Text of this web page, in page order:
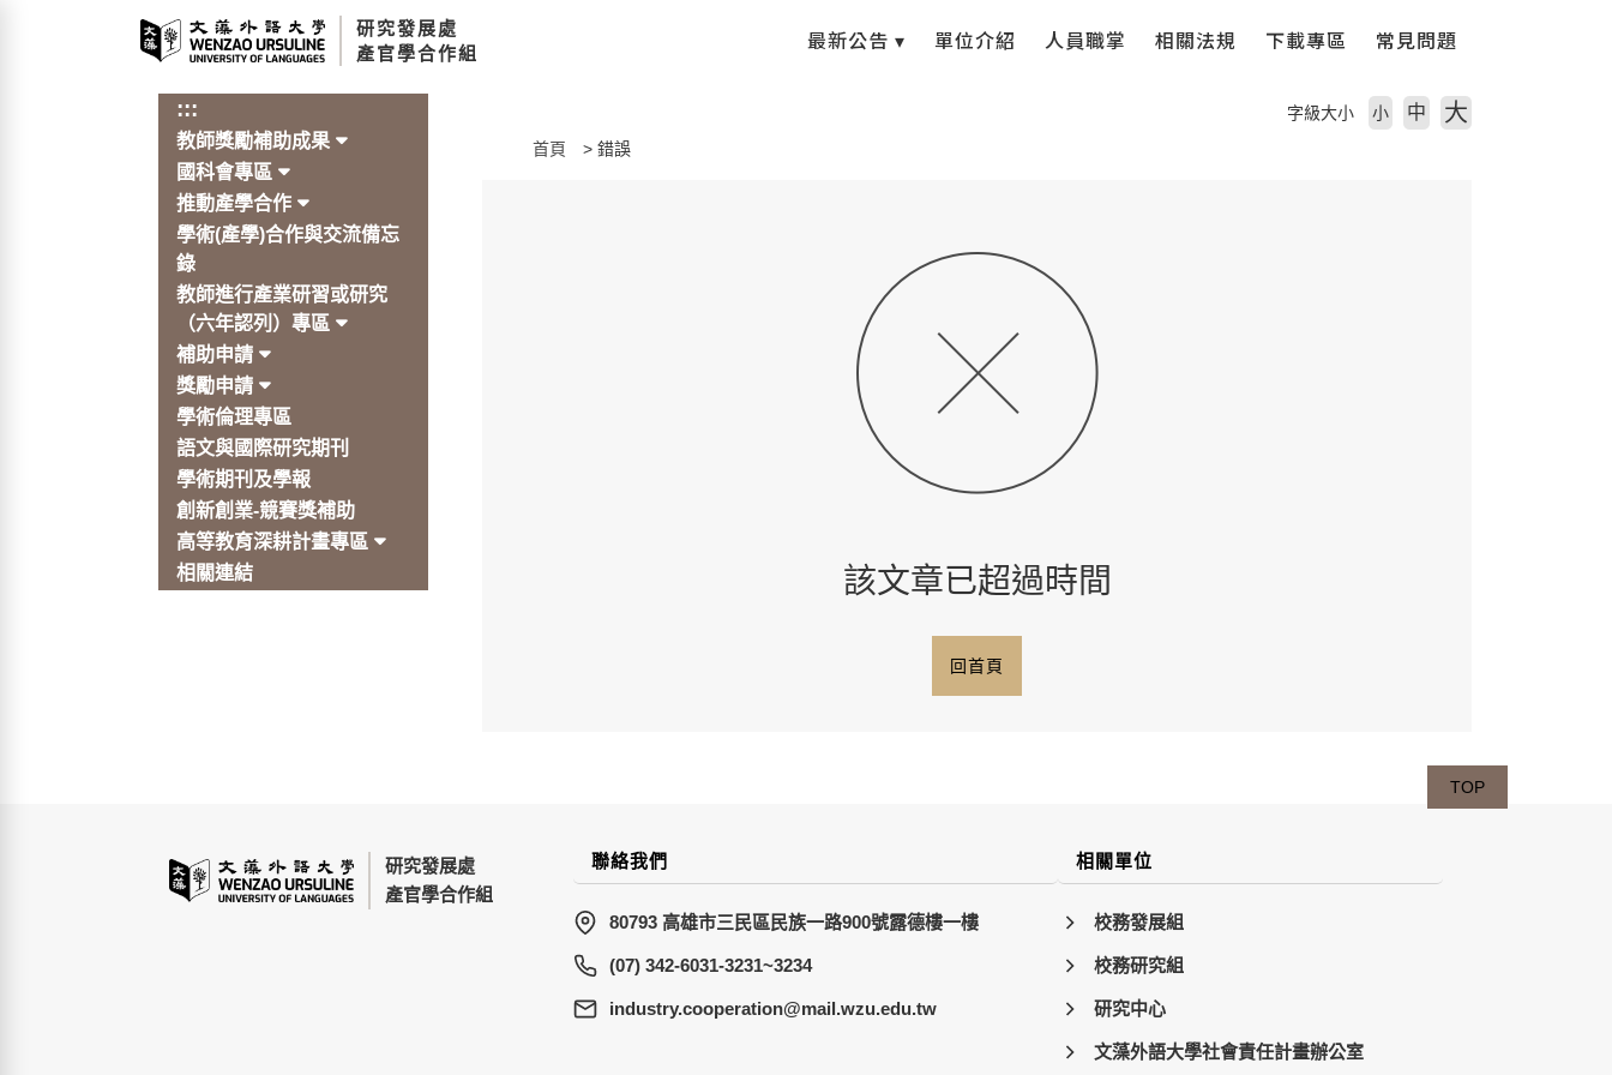
:::
教師獎勵補助成果
國科會專區
推動產學合作
學術(產學)合作與交流備忘
錄
教師進行產業研習或研究
（六年認列）專區
補助申請
獎勵申請
學術倫理專區
語文與國際研究期刊
學術期刊及學報
創新創業-競賽獎補助
高等教育深耕計畫專區
相關連結
首頁 錯誤
字級大小 小 中 大
該文章已超過時間
回首頁
研究發展處
產官學合作組
聯絡我們
80793 高雄市三民區民族一路900號露德樓一樓
(07) 342-6031-3231~3234
wt.ude.uzw.liam@noitarepooc.yrtsudni
相關單位
校務發展組
校務研究組
研究中心
文藻外語大學社會責任計畫辦公室
TOP
研究發展處
產官學合作組
最新公告 ▾ 單位介紹 人員職掌 相關法規 下載專區 常見問題